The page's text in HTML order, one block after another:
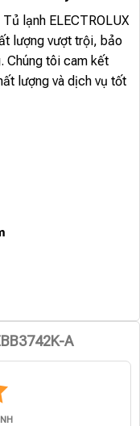
lạnh ELECTROLUX
lượng vượt trội, bảo
Chúng tôi cam kết
lượng và dịch vụ tốt
A